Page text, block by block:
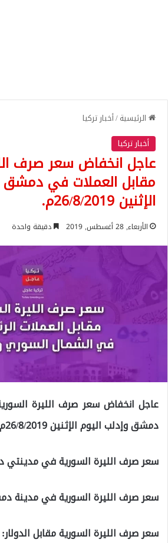
الرئيسية/أخبار تركيا
أخبار تركيا
عاجل انخفاض سعر صرف
مقابل العملات في دمشق
الإثنين 26/8/2019م.
الأربعاء, 28 أغسطس, 2019 دقيقة واحدة
عاجل انخفاض سعر صرف الليرة
دمشق وإدلب اليوم الإثنين 26/8/2019م.
سعر صرف الليرة السورية في
سعر صرف الليرة السورية في مدينة
سعر صرف الليرة السورية مقابل الدولار: